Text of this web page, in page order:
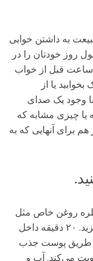
به داشتن خوابی
روز خودتان را در
قبل از خواب
یا از
وجود یک صدای
یا چیزی مشابه که
برای آنهایی که به
روغن خاص مثل
لوندر (اسطوخودوس) را در وان آب گرم بریزید. ۲۰ دقیقه داخل
طریق پوست جذب
می‌کند. آب و